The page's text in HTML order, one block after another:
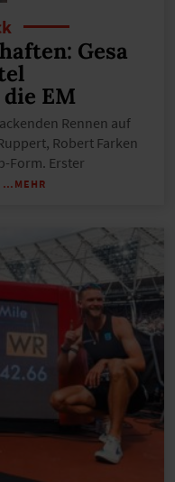
Gesa
EM
Rennen auf
Robert Farken
Form. Erster
…MEHR